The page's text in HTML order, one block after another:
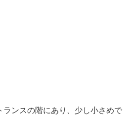
ランスの階にあり、少し小さめで